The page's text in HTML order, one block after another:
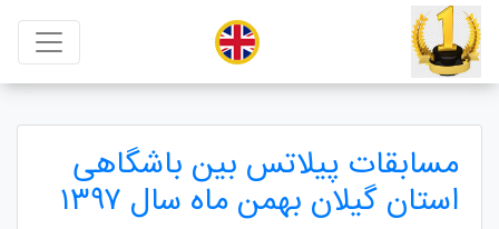
مسابقات پیلاتس بین باشگاهی
استان گیلان بهمن ماه سال ۱۳۹۷